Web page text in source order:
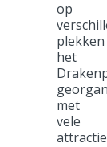
op
plekken
het
met
vele